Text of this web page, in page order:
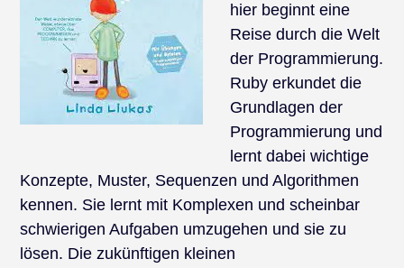
hier beginnt eine
Reise durch die Welt
der Programmierung.
Ruby erkundet die
Grundlagen der
Programmierung und
lernt dabei wichtige
Konzepte, Muster, Sequenzen und Algorithmen
kennen. Sie lernt mit Komplexen und scheinbar
schwierigen Aufgaben umzugehen und sie zu
lösen. Die zukünftigen kleinen